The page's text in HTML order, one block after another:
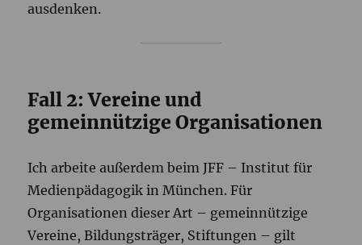
ausdenken.
Fall 2: Vereine und
gemeinnützige Organisationen
Ich arbeite außerdem beim JFF – Institut für
Medienpädagogik in München. Für
Organisationen dieser Art – gemeinnützige
Vereine, Bildungsträger, Stiftungen – gilt